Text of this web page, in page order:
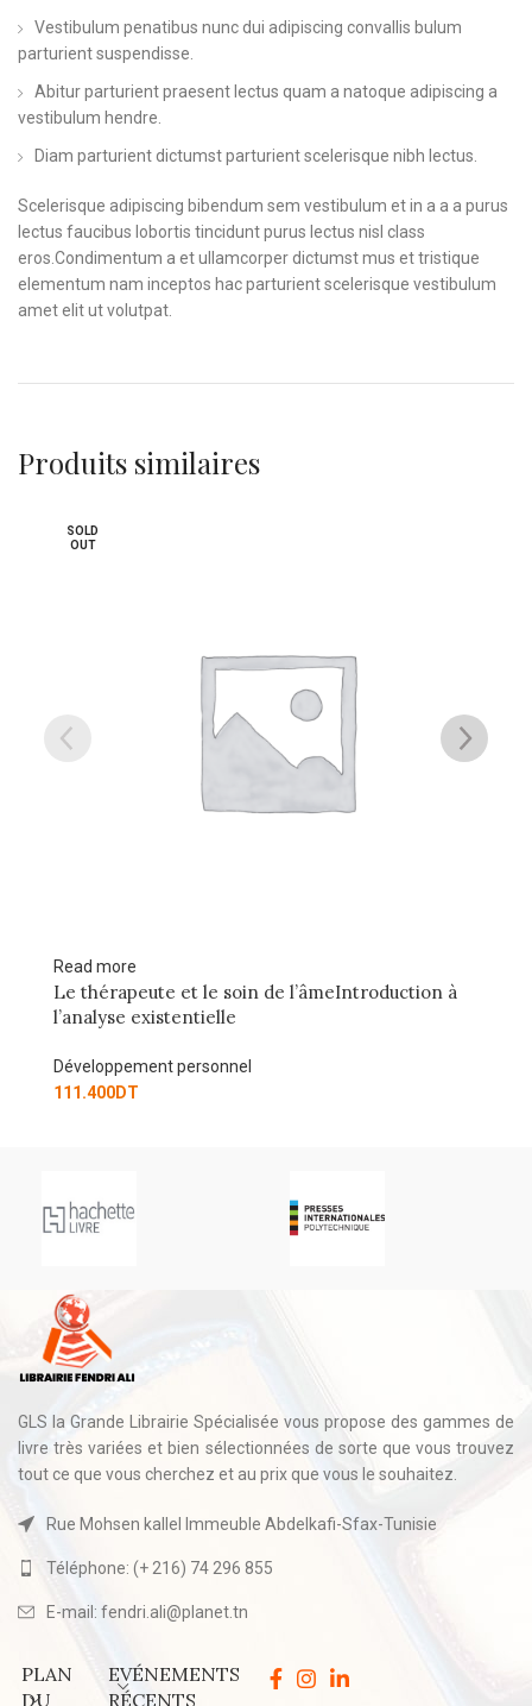
Vestibulum penatibus nunc dui adipiscing convallis bulum
parturient suspendisse.
Abitur parturient praesent lectus quam a natoque adipiscing a
vestibulum hendre.
Diam parturient dictumst parturient scelerisque nibh lectus.
Scelerisque adipiscing bibendum sem vestibulum et in a a a purus
lectus faucibus lobortis tincidunt purus lectus nisl class
eros.Condimentum a et ullamcorper dictumst mus et tristique
elementum nam inceptos hac parturient scelerisque vestibulum
amet elit ut volutpat.
Produits similaires
à LAIT ET MIEL
40.500DT
GLS la Grande Librairie Spécialisée vous propose des gammes de
livre très variées et bien sélectionnées de sorte que vous trouvez
tout ce que vous cherchez et au prix que vous le souhaitez.
Rue Mohsen kallel Immeuble Abdelkafi-Sfax-Tunisie
Téléphone: (+ 216) 74 296 855
E-mail: fendri.ali@planet.tn
PLAN
DU
EVÉNEMENTS
RÉCENTS